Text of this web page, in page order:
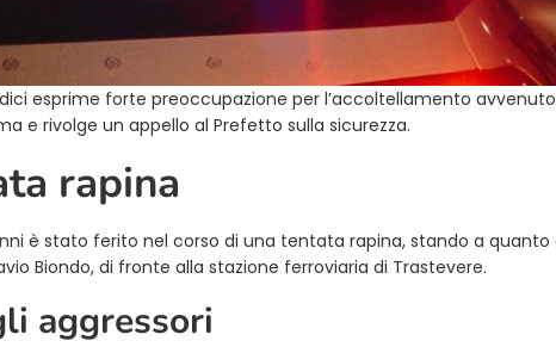
esprime forte preoccupazione per l’accoltellamento
e rivolge un appello al Prefetto sulla sicurezza.
rapina
è stato ferito nel corso di una tentata rapina, stando a
Biondo, di fronte alla stazione ferroviaria di Trastevere.
aggressori